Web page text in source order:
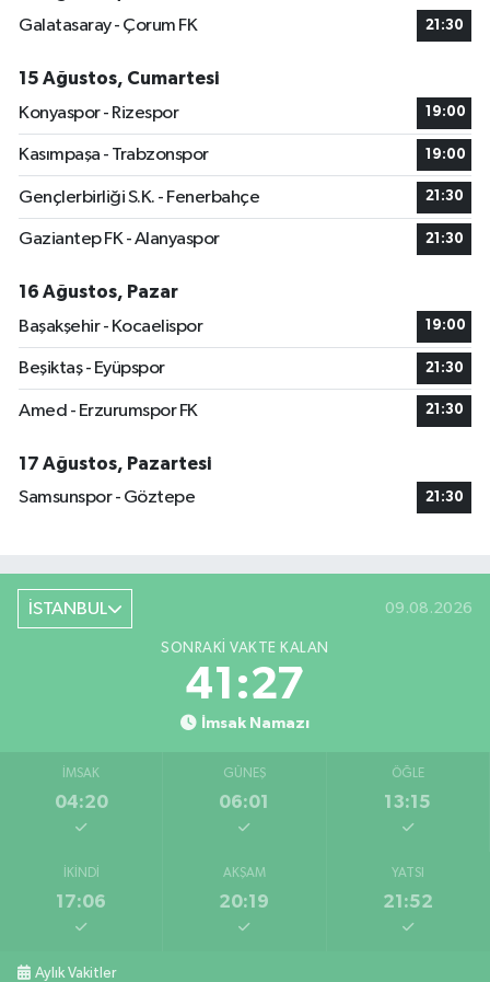
Galatasaray - Çorum FK
21:30
15 Ağustos, Cumartesi
Konyaspor - Rizespor
19:00
Kasımpaşa - Trabzonspor 19:00
Gençlerbirliği S.K. - Fenerbahçe 21:30
Gaziantep FK - Alanyaspor 21:30
16 Ağustos, Pazar
Başakşehir - Kocaelispor
19:00
Beşiktaş - Eyüpspor 21:30
Amed - Erzurumspor FK 21:30
17 Ağustos, Pazartesi
Samsunspor - Göztepe
21:30
İSTANBUL 09.08.2026
SONRAKI VAKTE KALAN
41:26
İmsak Namazı
İMSAK
04:20
GÜNEŞ
06:01
ÖĞLE
13:15
İKINDI
17:06
AKŞAM
20:19
YATSI
21:52
Aylık Vakitler